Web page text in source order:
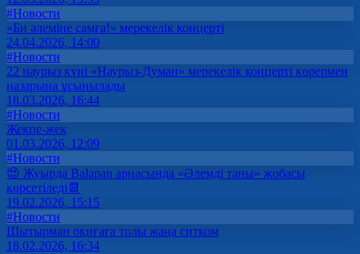
#Новости
«Би әлеміне самға!» мерекелік концерті
24.04.2026, 14:00
#Новости
22 наурыз күні «Наурыз-Думан» мерекелік концерті көрермен
назарына ұсынылады
18.03.2026, 16:44
#Новости
Жекпе-жек
01.03.2026, 12:09
#Новости
😍 Жуырда Balapan арнасында «Әлемді таны» жобасы
көрсетіледі📆
19.02.2026, 15:15
#Новости
Шытырман оқиғаға толы жаңа ситком
18.02.2026, 16:34